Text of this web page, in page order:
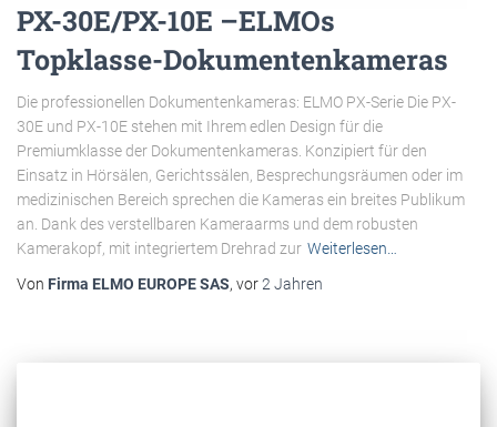
PX-30E/PX-10E –ELMOs
Topklasse-Dokumentenkameras
Die professionellen Dokumentenkameras: ELMO PX-Serie Die PX-
30E und PX-10E stehen mit Ihrem edlen Design für die
Premiumklasse der Dokumentenkameras. Konzipiert für den
Einsatz in Hörsälen, Gerichtssälen, Besprechungsräumen oder im
medizinischen Bereich sprechen die Kameras ein breites Publikum
an. Dank des verstellbaren Kameraarms und dem robusten
Kamerakopf, mit integriertem Drehrad zur Weiterlesen…
Von Firma ELMO EUROPE SAS, vor2 Jahren